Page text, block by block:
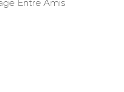
Entre Amis